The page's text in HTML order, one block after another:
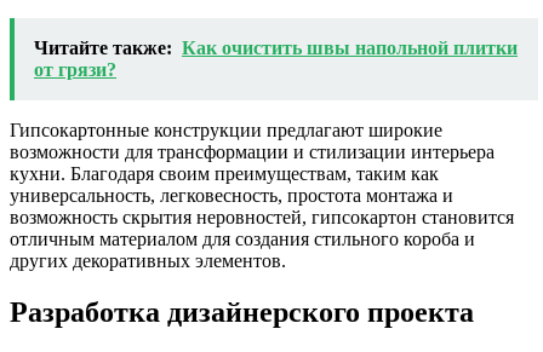
Читайте также: Как очистить швы напольной плитки
от грязи?
Гипсокартонные конструкции предлагают широкие
возможности для трансформации и стилизации интерьера
кухни. Благодаря своим преимуществам, таким как
универсальность, легковесность, простота монтажа и
возможность скрытия неровностей, гипсокартон становится
отличным материалом для создания стильного короба и
других декоративных элементов.
Разработка дизайнерского проекта